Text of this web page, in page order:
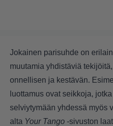
Jokainen parisuhde on
muutamia yhdistäviä
onnellisen ja kestävän.
luottamus ovat seikkoja,
selviytymään yhdessä myös
alta Your Tango -sivuston